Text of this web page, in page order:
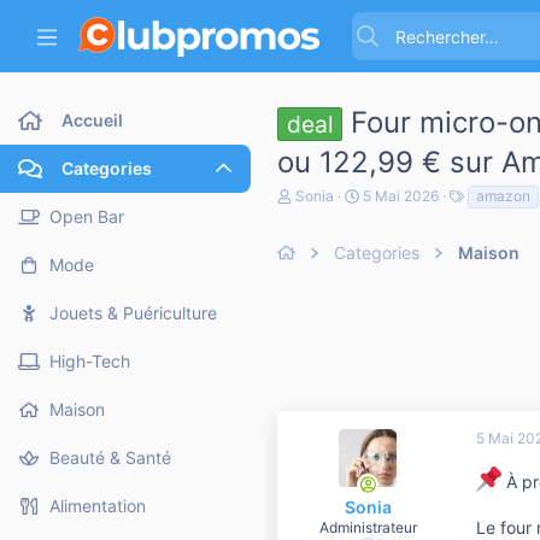
Accueil
Categories
Open Bar
Mode
Jouets & Puériculture
High-Tech
Maison
Beauté & Santé
Alimentation
deal
Four micro-
ou 122,99 € sur
A
e
Sonia
D
e
5 Mai 2026
a
s
amazon
Categories Maison
Sonia
Administrateur
5 Mai
À
Le four